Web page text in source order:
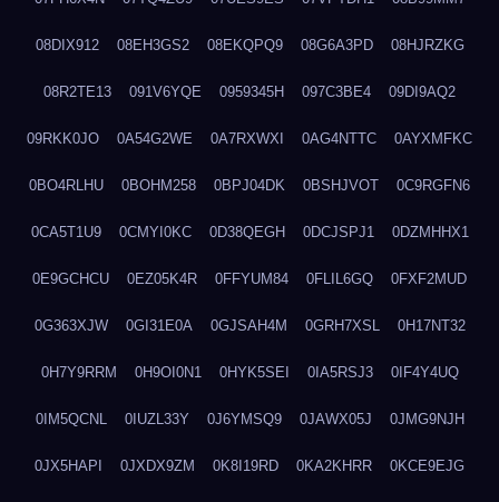
08DIX912 08EH3GS2 08EKQPQ9 08G6A3PD 08HJRZKG
08R2TE13 091V6YQE 0959345H 097C3BE4 09DI9AQ2
09RKK0JO 0A54G2WE 0A7RXWXI 0AG4NTTC 0AYXMFKC
0BO4RLHU 0BOHM258 0BPJ04DK 0BSHJVOT 0C9RGFN6
0CA5T1U9 0CMYI0KC 0D38QEGH 0DCJSPJ1 0DZMHHX1
0E9GCHCU 0EZ05K4R 0FFYUM84 0FLIL6GQ 0FXF2MUD
0G363XJW 0GI31E0A 0GJSAH4M 0GRH7XSL 0H17NT32
0H7Y9RRM 0H9OI0N1 0HYK5SEI 0IA5RSJ3 0IF4Y4UQ
0IM5QCNL 0IUZL33Y 0J6YMSQ9 0JAWX05J 0JMG9NJH
0JX5HAPI 0JXDX9ZM 0K8I19RD 0KA2KHRR 0KCE9EJG